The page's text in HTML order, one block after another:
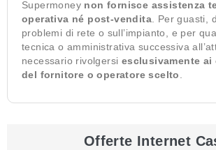
Supermoney non fornisce assistenza
operativa né post-vendita . Per guasti,
problemi di rete o sull’impianto, e per
tecnica o amministrativa successiva
necessario rivolgersi esclusivamente
del fornitore o operatore scelto
Offerte Internet